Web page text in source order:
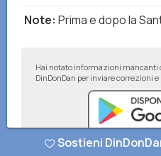
Note: Prima e dopo la
Hai notato informazioni mancanti
DinDonDan per inviare correzioni
Sostieni